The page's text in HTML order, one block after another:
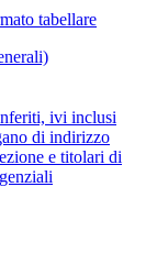
tabellare
ivi inclusi
di indirizzo
e titolari di